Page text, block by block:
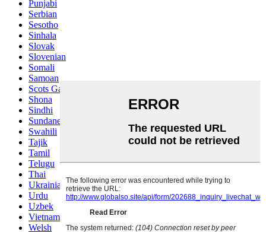
Punjabi
Serbian
Sesotho
Sinhala
Slovak
Slovenian
Somali
Samoan
Scots Gaelic
Shona
Sindhi
Sundanese
Swahili
Tajik
Tamil
Telugu
Thai
Ukrainian
Urdu
Uzbek
Vietnamese
Welsh